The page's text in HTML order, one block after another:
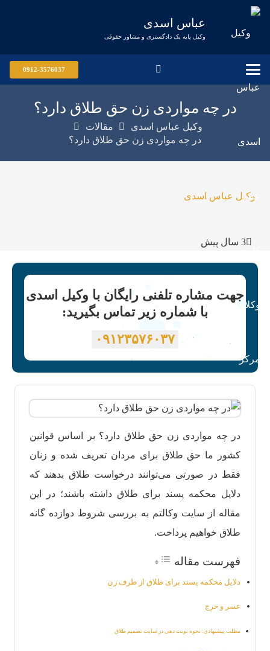
عباس اسدی
وکیل پایه یک دادگستری و مشاور حقوقی
0912-3576037
در چه مواردی زن حق طلاق دارد؟
وکیل عباس اسدی
مقالات
در چه مواردی زن حق طلاق دارد؟
وکیل عباس اسدی
3 سال پیش
جهت مشاره تلفنی رایگان با وکیل اسدی
با شماره زیر تماس بگیرید:
۰۹۱۲۳۵۷۶۰۳۷
در چه مواردی زن حق طلاق دارد؟ بر اساس قوانین
کشور ما حق طلاق برای مردان تعریف شده و زنان
فقط در صورتی می‌توانند درخواست طلاق بدهند که
دلایل محکمه پسند برای طلاق داشته باشند؛ در این
مقاله از سایت وکالتم به بررسی شروط دوازده گانه
طلاق خواهیم پرداخت.
فهرست مقاله
دلایل محکمه پسند برای طلاق از طرف زن
عسر و حرج
مطلب پیشنهادی: نحوه نوبت دهی در سایت تصميم طلاق